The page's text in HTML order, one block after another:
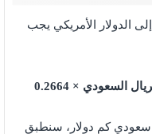
الدولار الأمريكي يجب
السعودي × 0.2664
المثال لمعرفة 10000 ريال سعودي كم دولار، سنطبق